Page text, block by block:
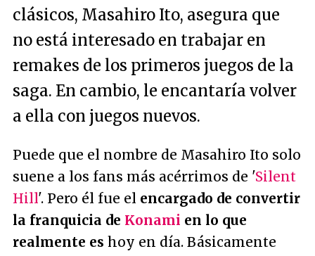
clásicos, Masahiro Ito, asegura que
no está interesado en trabajar en
remakes de los primeros juegos de la
saga. En cambio, le encantaría volver
a ella con juegos nuevos.
Puede que el nombre de Masahiro Ito solo
suene a los fans más acérrimos de 'Silent
Hill'. Pero él fue el encargado de convertir
la franquicia de Konami en lo que
realmente es hoy en día. Básicamente